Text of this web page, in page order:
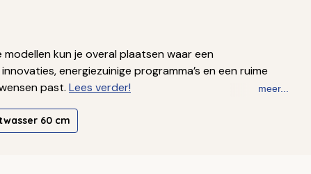
kun je overal plaatsen waar een
energiezuinige programma’s en een ruime
past. Lees verder! meer...
60 cm